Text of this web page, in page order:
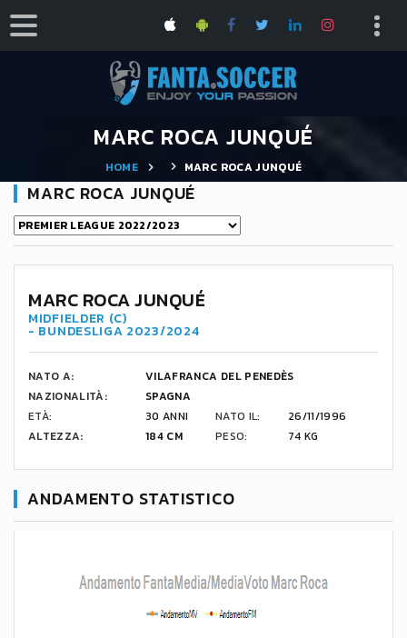
MARC ROCA JUNQUÉ
HOME MARC ROCA JUNQUÉ
MARC ROCA JUNQUÉ
MARC ROCA JUNQUÉ
MIDFIELDER (C)
- BUNDESLIGA 2023/2024
NATO A:
VILAFRANCA DEL PENEDÈS
NAZIONALITÀ:
SPAGNA
ETÀ:
30 ANNI NATO IL:
26/11/1996
ALTEZZA:
184 CM PESO: 74 KG
ANDAMENTO STATISTICO